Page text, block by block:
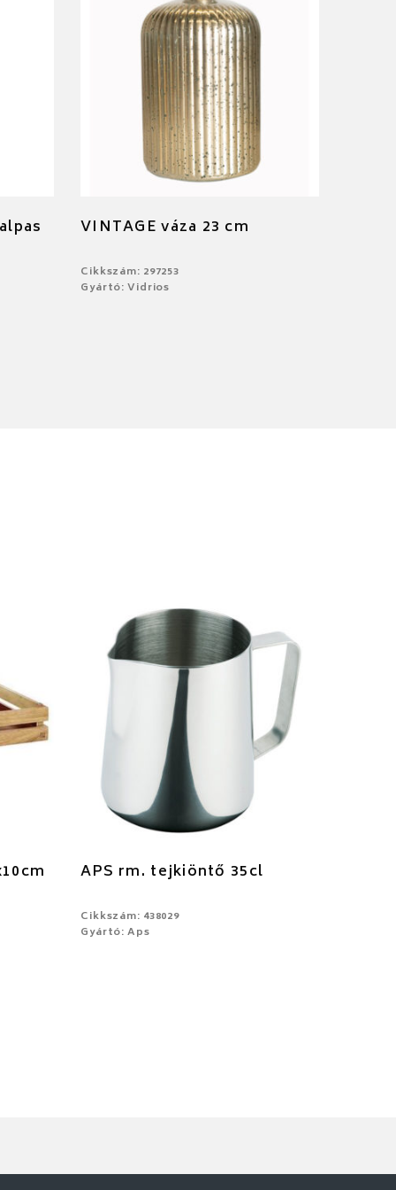
VINTAGE váza 23 cm
Cikkszám: 297253
Gyártó: Vidrios
APS rm. tejkiöntő 35cl
Cikkszám: 438029
Gyártó: Aps